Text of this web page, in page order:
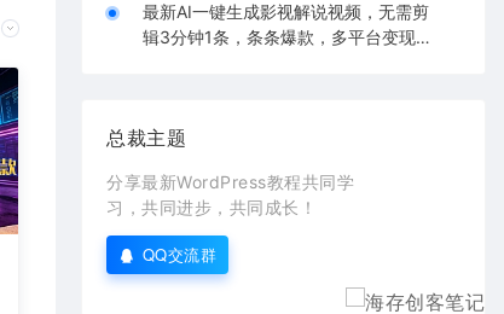
最新AI一键生成影视解说视频，无需剪
辑3分钟1条，条条爆款，多平台变现日
总裁主题
分享最新WordPress教程共同学
习，共同进步，共同成长！
QQ交流群